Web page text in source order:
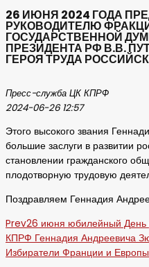
26 ИЮНЯ 2024 ГОДА
РУКОВОДИТЕЛЮ
ГОСУДАРСТВЕННОЙ
ПРЕЗИДЕНТА РФ В.В.
ГЕРОЯ ТРУДА
Пресс-служба ЦК КПРФ
2024-06-26 12:57
Этого высокого звания
большие заслуги в развитии
становлении гражданского
плодотворную трудовую
Поздравляем Геннадия
Prev26 июня юбилейный День
КПРФ Геннадия Андреевича
Избиратели Франции и